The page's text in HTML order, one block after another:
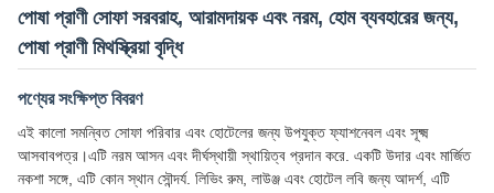
পোষা প্রাণী সোফা সরবরাহ, আরামদায়ক এবং নরম, হোম ব্যবহারের জন্য,
পোষা প্রাণী মিথস্ক্রিয়া বৃদ্ধি
পণ্যের সংক্ষিপ্ত বিবরণ
এই কালো সমন্বিত সোফা পরিবার এবং হোটেলের জন্য উপযুক্ত ফ্যাশনেবল এবং সূক্ষ্ম
আসবাবপত্র।এটি নরম আসন এবং দীর্ঘস্থায়ী স্থায়িত্ব প্রদান করে. একটি উদার এবং মার্জিত
নকশা সঙ্গে, এটি কোন স্থান সৌন্দর্য. লিভিং রুম, লাউঞ্জ এবং হোটেল লবি জন্য আদর্শ, এটি